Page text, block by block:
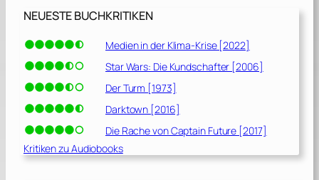
NEUESTE BUCHKRITIKEN
Medien in der Klima-Krise [2022]
Star Wars: Die Kundschafter [2006]
Der Turm [1973]
Darktown [2016]
Die Rache von Captain Future [2017]
Kritiken zu Audiobooks